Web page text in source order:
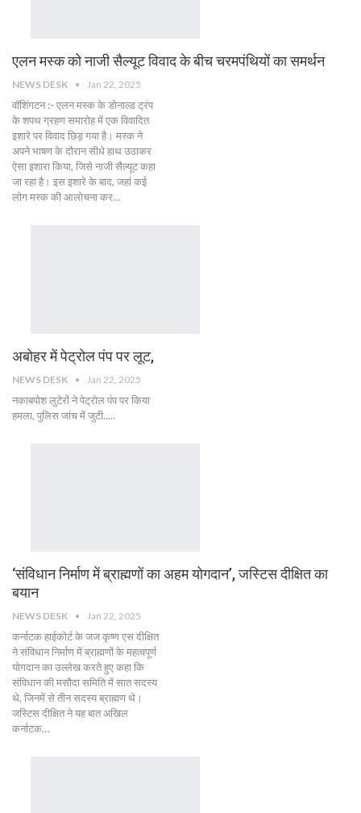
एलन मस्क को नाजी सैल्यूट विवाद के बीच चरमपंथियों का समर्थन
NEWS DESK Jan 22, 2025
वॉशिंगटन :- एलन मस्क के डोनाल्ड ट्रंप
के शपथ ग्रहण समारोह में एक विवादित
इशारे पर विवाद छिड़ गया है। मस्क ने
अपने भाषण के दौरान सीधे हाथ उठाकर
ऐसा इशारा किया, जिसे नाजी सैल्यूट कहा
जा रहा है। इस इशारे के बाद, जहां कई
लोग मस्क की आलोचना कर…
अबोहर में पेट्रोल पंप पर लूट,
NEWS DESK Jan 22, 2025
नकाबपोश लुटेरों ने पेट्रोल पंप पर किया
हमला, पुलिस जांच में जुटी.....
‘संविधान निर्माण में ब्राह्मणों का अहम योगदान’, जस्टिस दीक्षित का
बयान
NEWS DESK Jan 22, 2025
कर्नाटक हाईकोर्ट के जज कृष्ण एस दीक्षित
ने संविधान निर्माण में ब्राह्मणों के महत्वपूर्ण
योगदान का उल्लेख करते हुए कहा कि
संविधान की मसौदा समिति में सात सदस्य
थे, जिनमें से तीन सदस्य ब्राह्मण थे।
जस्टिस दीक्षित ने यह बात अखिल
कर्नाटक…